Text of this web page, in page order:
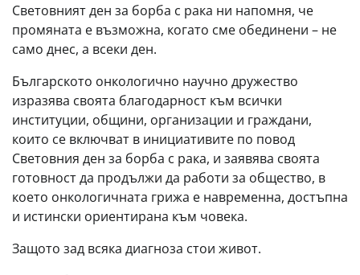
Световният ден за борба с рака ни напомня, че
промяната е възможна, когато сме обединени – не
само днес, а всеки ден.
Българското онкологично научно дружество
изразява своята благодарност към всички
институции, общини, организации и граждани,
които се включват в инициативите по повод
Световния ден за борба с рака, и заявява своята
готовност да продължи да работи за общество, в
което онкологичната грижа е навременна, достъпна
и истински ориентирана към човека.
Защото зад всяка диагноза стои живот.